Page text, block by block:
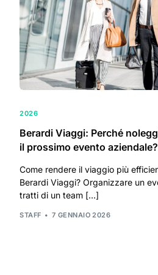
2026
Berardi Viaggi: Perché
il prossimo evento aziendale?
Come rendere il viaggio più
Berardi Viaggi? Organizzare un
tratti di un team […]
STAFF 7 GENNAIO 2026